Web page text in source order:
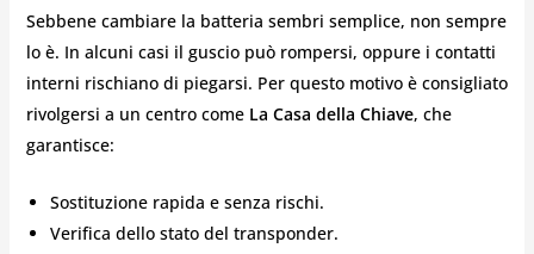
Sebbene cambiare la batteria sembri semplice, non sempre
lo è. In alcuni casi il guscio può rompersi, oppure i contatti
interni rischiano di piegarsi. Per questo motivo è consigliato
rivolgersi a un centro come La Casa della Chiave, che
garantisce:
Sostituzione rapida e senza rischi.
Verifica dello stato del transponder.